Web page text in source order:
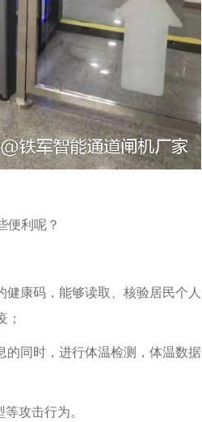
便利呢？
康码，能够读取、核验居民个人
同时，进行体温检测，体温数据
攻击行为。